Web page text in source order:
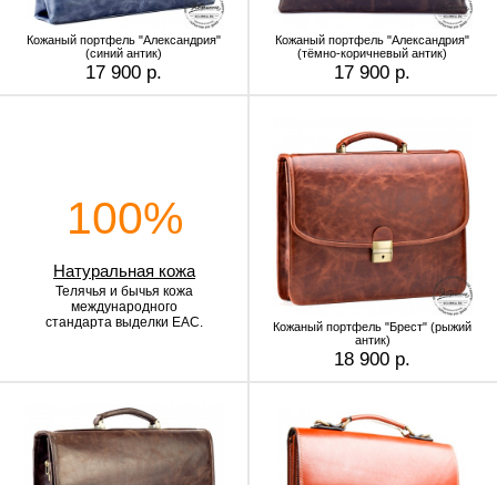
Кожаный портфель "Александрия"
(синий антик)
17 900 р.
Кожаный портфель "Александрия"
(тёмно-коричневый антик)
17 900 р.
100%
Натуральная кожа
Телячья и бычья кожа
международного
стандарта выделки EAC.
Кожаный портфель "Брест" (рыжий
антик)
18 900 р.